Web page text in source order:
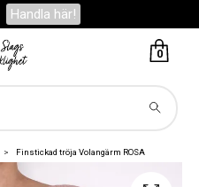
Handla här!
0
Finstickad tröja Volangärm ROSA